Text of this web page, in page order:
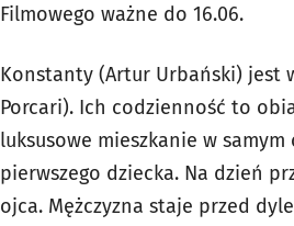
Filmowego ważne do 16.06.
Konstanty (Artur Urbański) jest
Porcari). Ich codzienność to
luksusowe mieszkanie w
pierwszego dziecka. Na dzień
ojca. Mężczyzna staje przed